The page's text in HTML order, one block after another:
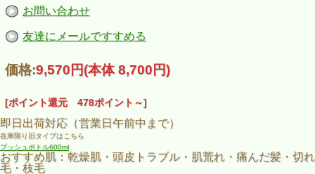
お問い合わせ
友達にメールですすめる
価格:9,570円(本体 8,700円)
[ポイント還元 478ポイント～]
即日出荷対応（営業日午前中まで）
在庫限り旧タイプはこちら
プッシュボトル600ml
おすすめ肌：乾燥肌・頭皮トラブル・肌荒れ・痛んだ髪・切れ
毛・枝毛